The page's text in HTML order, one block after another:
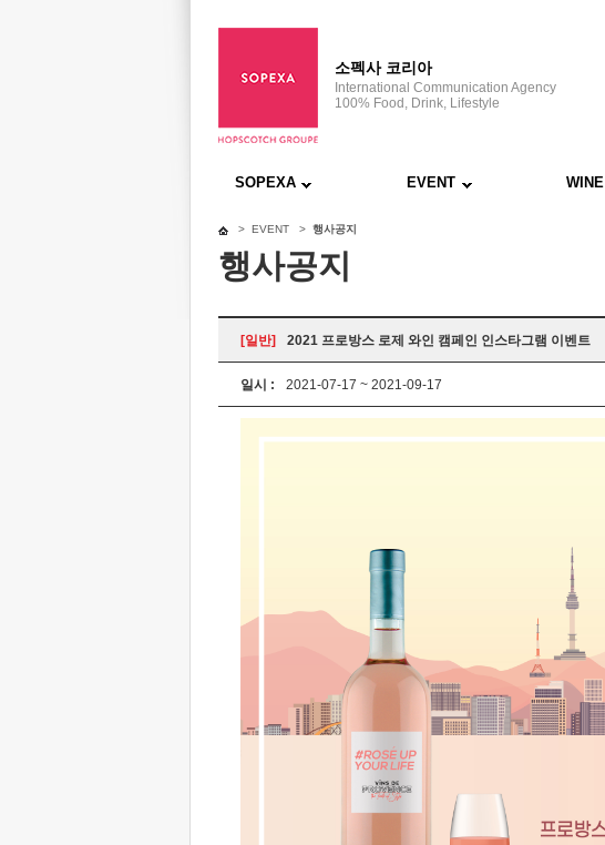
소펙사 코리아
International Communication Agency
100% Food, Drink, Lifestyle
SOPEXA EVENT WINE
> EVENT > 행사공지
행사공지
[일반] 2021 프로방스 로제 와인 캠페인 인스타그램 이벤트
일시 : 2021-07-17 ~ 2021-09-17